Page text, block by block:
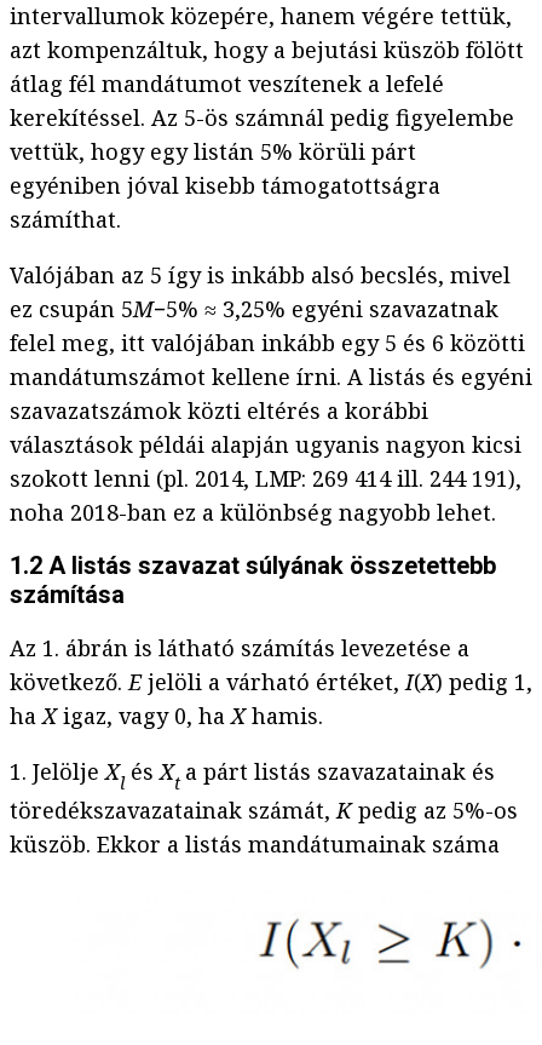
intervallumok közepére, hanem végére tettük,
azt kompenzáltuk, hogy a bejutási küszöb fölött
átlag fél mandátumot veszítenek a lefelé
kerekítéssel. Az 5-ös számnál pedig figyelembe
vettük, hogy egy listán 5% körüli párt
egyéniben jóval kisebb támogatottságra
számíthat.
Valójában az 5 így is inkább alsó becslés, mivel
ez csupán 5M−5% ≈ 3,25% egyéni szavazatnak
felel meg, itt valójában inkább egy 5 és 6 közötti
mandátumszámot kellene írni. A listás és egyéni
szavazatszámok közti eltérés a korábbi
választások példái alapján ugyanis nagyon kicsi
szokott lenni (pl. 2014, LMP: 269 414 ill. 244 191),
noha 2018-ban ez a különbség nagyobb lehet.
1.2 A listás szavazat súlyának összetettebb
számítása
Az 1. ábrán is látható számítás levezetése a
következő.Ejelöli a várható értéket,I(X) pedig 1,
haXigaz, vagy 0, haXhamis.
1. JelöljeXlésXt a párt listás szavazatainak és
töredékszavazatainak számát, Kpedig az 5%-os
küszöb. Ekkor a listás mandátumainak száma